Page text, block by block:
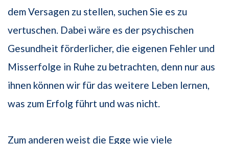
dem Versagen zu stellen, suchen Sie es zu
vertuschen. Dabei wäre es der psychischen
Gesundheit förderlicher, die eigenen Fehler und
Misserfolge in Ruhe zu betrachten, denn nur aus
ihnen können wir für das weitere Leben lernen,
was zum Erfolg führt und was nicht.
Zum anderen weist die Egge wie viele